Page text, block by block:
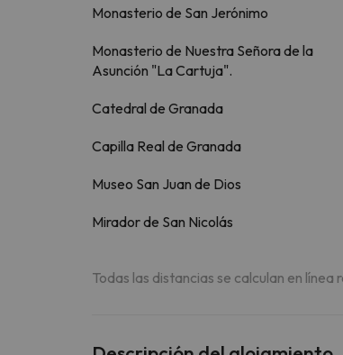
Monasterio de San Jerónimo
Monasterio de Nuestra Señora de la
Asunción "La Cartuja".
Catedral de Granada
Capilla Real de Granada
Museo San Juan de Dios
Mirador de San Nicolás
Todas las distancias se calculan en